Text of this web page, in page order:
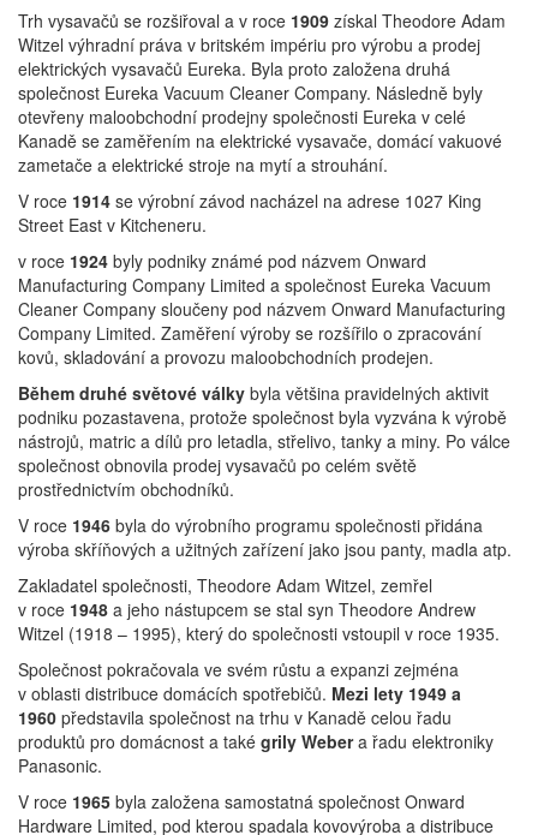
Trh vysavačů se rozšiřoval a v roce 1909 získal Theodore Adam
Witzel výhradní práva v britském impériu pro výrobu a prodej
elektrických vysavačů Eureka. Byla proto založena druhá
společnost Eureka Vacuum Cleaner Company. Následně byly
otevřeny maloobchodní prodejny společnosti Eureka v celé
Kanadě se zaměřením na elektrické vysavače, domácí vakuové
zametače a elektrické stroje na mytí a strouhání.
V roce 1914 se výrobní závod nacházel na adrese 1027 King
Street East v Kitcheneru.
v roce 1924 byly podniky známé pod názvem Onward
Manufacturing Company Limited a společnost Eureka Vacuum
Cleaner Company sloučeny pod názvem Onward Manufacturing
Company Limited. Zaměření výroby se rozšířilo o zpracování
kovů, skladování a provozu maloobchodních prodejen.
Během druhé světové války byla většina pravidelných aktivit
podniku pozastavena, protože společnost byla vyzvána k výrobě
nástrojů, matric a dílů pro letadla, střelivo, tanky a miny. Po válce
společnost obnovila prodej vysavačů po celém světě
prostřednictvím obchodníků.
V roce 1946 byla do výrobního programu společnosti přidána
výroba skříňových a užitných zařízení jako jsou panty, madla atp.
Zakladatel společnosti, Theodore Adam Witzel, zemřel
v roce 1948 a jeho nástupcem se stal syn Theodore Andrew
Witzel (1918 – 1995), který do společnosti vstoupil v roce 1935.
Společnost pokračovala ve svém růstu a expanzi zejména
v oblasti distribuce domácích spotřebičů. Mezi lety 1949 a
1960 představila společnost na trhu v Kanadě celou řadu
produktů pro domácnost a také grily Webera řadu elektroniky
Panasonic.
V roce 1965 byla založena samostatná společnost Onward
Hardware Limited, pod kterou spadala kovovýroba a distribuce